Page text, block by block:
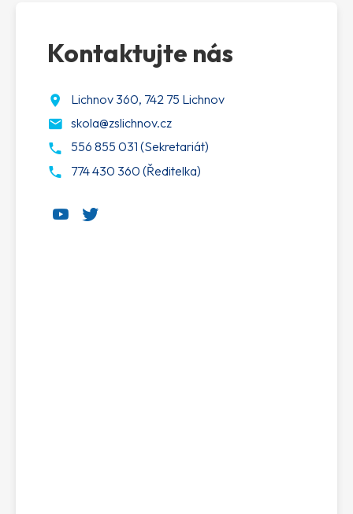
Kontaktujte nás
Lichnov 360, 742 75 Lichnov
skola@zslichnov.cz
556 855 031 (Sekretariát)
774 430 360 (Ředitelka)